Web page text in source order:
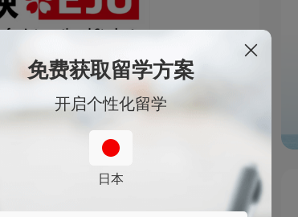
的重要参考依据。该考试由日本学生支援
对于计划在日本参加考试的同学来说，掌
梳理最新信息，助你顺利报考。
免费获取留学方案
开启个性化留学
日本